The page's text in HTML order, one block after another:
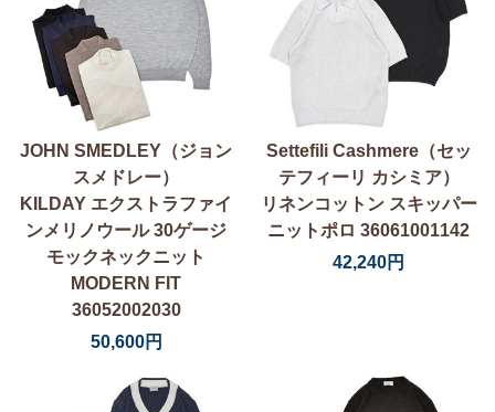
JOHN SMEDLEY（ジョン
スメドレー）
KILDAY エクストラファイ
ンメリノウール 30ゲージ
モックネックニット
MODERN FIT
36052002030
50,600円
Settefili Cashmere（セッ
テフィーリ カシミア）
リネンコットン スキッパー
ニットポロ 36061001142
42,240円